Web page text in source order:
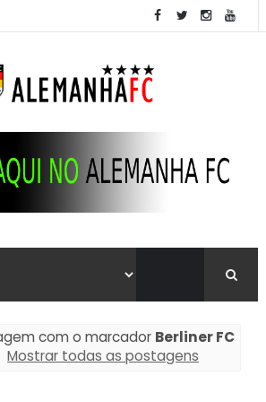
com o marcador Berliner FC
Mostrar todas as postagens